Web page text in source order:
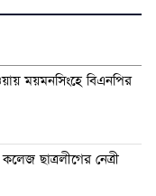
ময়মনসিংহে বিএনপির
ছাত্রলীগের নেত্রী